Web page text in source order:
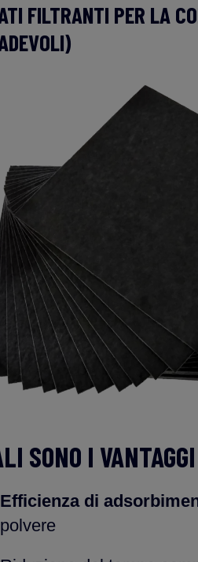
FILTRANTI PER LA
SONO I
Efficienza di
polvere